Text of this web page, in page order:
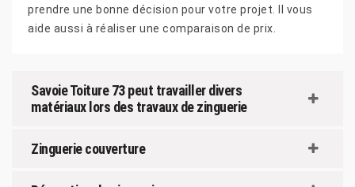
prendre une bonne décision pour votre projet. Il vous
aide aussi à réaliser une comparaison de prix.
Savoie Toiture 73 peut travailler divers
matériaux lors des travaux de zinguerie
Zinguerie couverture